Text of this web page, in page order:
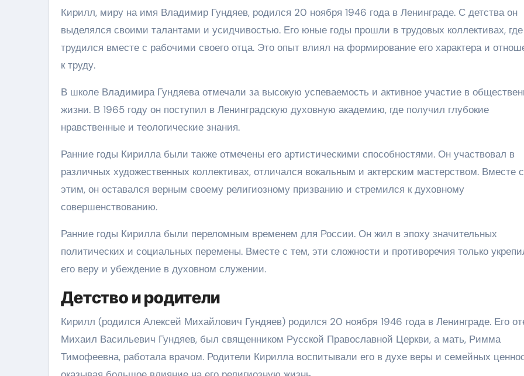
Кирилл, миру на имя Владимир Гундяев, родился 20 ноября 1946 года в Ленинграде. С детства он
выделялся своими талантами и усидчивостью. Его юные годы прошли в трудовых коллективах,
трудился вместе с рабочими своего отца. Это опыт влиял на формирование его характера и
к труду.
В школе Владимира Гундяева отмечали за высокую успеваемость и активное участие в
жизни. В 1965 году он поступил в Ленинградскую духовную академию, где получил глубокие
нравственные и теологические знания.
Ранние годы Кирилла были также отмечены его артистическими способностями. Он участвовал в
различных художественных коллективах, отличался вокальным и актерским мастерством. Вместе с
этим, он оставался верным своему религиозному призванию и стремился к духовному
совершенствованию.
Ранние годы Кирилла были переломным временем для России. Он жил в эпоху значительных
политических и социальных перемены. Вместе с тем, эти сложности и противоречия только
его веру и убеждение в духовном служении.
Детство и родители
Кирилл (родился Алексей Михайлович Гундяев) родился 20 ноября 1946 года в Ленинграде. Его
Михаил Васильевич Гундяев, был священником Русской Православной Церкви, а мать, Римма
Тимофеевна, работала врачом. Родители Кирилла воспитывали его в духе веры и семейных